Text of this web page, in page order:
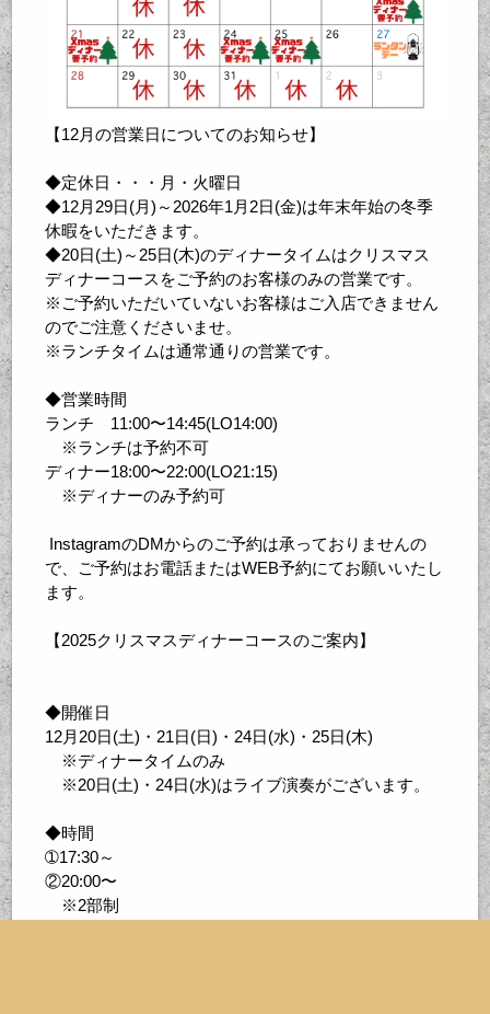
【12月の営業日についてのお知らせ】
◆定休日・・・月・火曜日
◆12月29日(月)～2026年1月2日(金)は年末年始の冬季
休暇をいただきます。
◆20日(土)～25日(木)のディナータイムはクリスマス
ディナーコースをご予約のお客様のみの営業です。
※ご予約いただいていないお客様はご入店できません
のでご注意くださいませ。
※ランチタイムは通常通りの営業です。
◆営業時間
ランチ 11:00〜14:45(LO14:00)
※ランチは予約不可
ディナー18:00〜22:00(LO21:15)
※ディナーのみ予約可
InstagramのDMからのご予約は承っておりませんの
で、ご予約はお電話またはWEB予約にてお願いいたし
ます。
【2025クリスマスディナーコースのご案内】
◆開催日
12月20日(土)・21日(日)・24日(水)・25日(木)
※ディナータイムのみ
※20日(土)・24日(水)はライブ演奏がございます。
◆時間
➀17:30～
②20:00〜
※2部制